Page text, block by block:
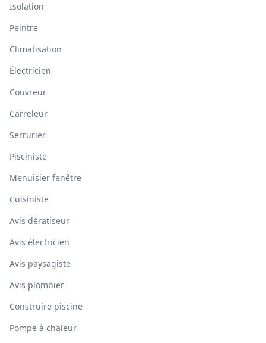
Isolation
Peintre
Climatisation
Électricien
Couvreur
Carreleur
Serrurier
Pisciniste
Menuisier fenêtre
Cuisiniste
Avis dératiseur
Avis électricien
Avis paysagiste
Avis plombier
Construire piscine
Pompe à chaleur